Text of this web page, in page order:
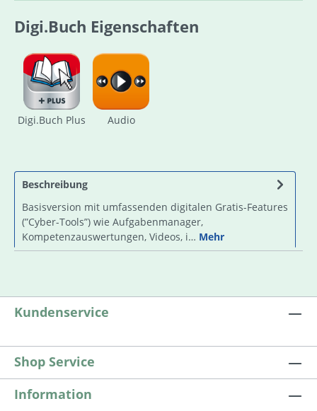
Digi.Buch Eigenschaften
Digi.Buch Plus Audio
Beschreibung
Basisversion mit umfassenden digitalen Gratis-Features
(”Cyber-Tools”) wie Aufgabenmanager,
Kompetenzauswertungen, Videos, i… Mehr
Kundenservice
Shop Service
Information